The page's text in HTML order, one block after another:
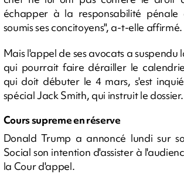
échapper à la responsabilité pénale
soumis ses concitoyens", a-t-elle affirmé.
Mais l'appel de ses avocats a
qui pourrait faire dérailler le
qui doit débuter le 4 mars, s'est
spécial Jack Smith, qui instruit le dossier.
Cours supreme en réserve
Donald Trump a annoncé lundi sur
Social son intention d'assister à
la Cour d'appel.